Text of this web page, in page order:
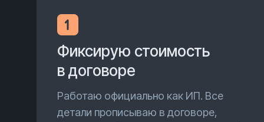
Фиксирую стоимость
в договоре
Работаю официально как ИП. Все
детали прописываю в договоре,